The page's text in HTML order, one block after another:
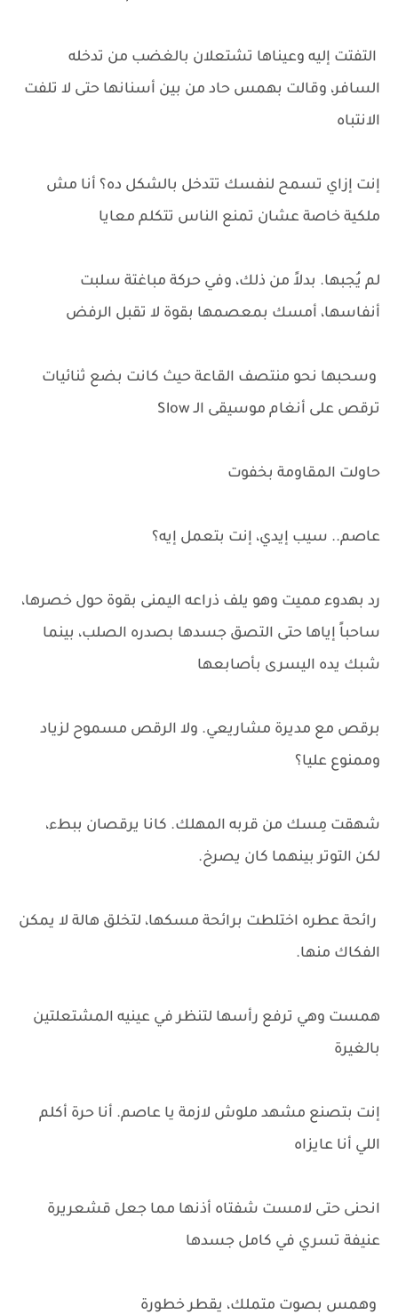
التفتت إليه وعيناها تشتعلان بالغضب من تدخله
السافر، وقالت بهمس حاد من بين أسنانها حتى لا تلفت
الانتباه
إنت إزاي تسمح لنفسك تتدخل بالشكل ده؟ أنا مش
ملكية خاصة عشان تمنع الناس تتكلم معايا
لم يُجبها. بدلاً من ذلك، وفي حركة مباغتة سلبت
أنفاسها، أمسك بمعصمها بقوة لا تقبل الرفض
وسحبها نحو منتصف القاعة حيث كانت بضع ثنائيات
ترقص على أنغام موسيقى الـ Slow
حاولت المقاومة بخفوت
عاصم.. سيب إيدي، إنت بتعمل إيه؟
رد بهدوء مميت وهو يلف ذراعه اليمنى بقوة حول خصرها،
ساحباً إياها حتى التصق جسدها بصدره الصلب، بينما
شبك يده اليسرى بأصابعها
برقص مع مديرة مشاريعي. ولا الرقص مسموح لزياد
وممنوع عليا؟
شهقت مِسك من قربه المهلك. كانا يرقصان ببطء،
لكن التوتر بينهما كان يصرخ.
رائحة عطره اختلطت برائحة مسكها، لتخلق هالة لا يمكن
الفكاك منها.
همست وهي ترفع رأسها لتنظر في عينيه المشتعلتين
بالغيرة
إنت بتصنع مشهد ملوش لازمة يا عاصم. أنا حرة أكلم
اللي أنا عايزاه
انحنى حتى لامست شفتاه أذنها مما جعل قشعريرة
عنيفة تسري في كامل جسدها
وهمس بصوت متملك، يقطر خطورة